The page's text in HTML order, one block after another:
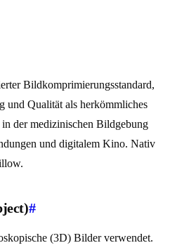
Bildkomprimierungsstandard,
und Qualität als herkömmliches
der medizinischen Bildgebung
und digitalem Kino. Nativ
#
(3D) Bilder verwendet.